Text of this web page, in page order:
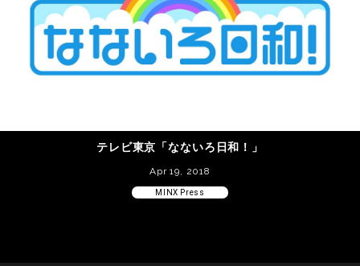
テレビ東京「なないろ日和！」
Apr 19, 2018
MINX Press